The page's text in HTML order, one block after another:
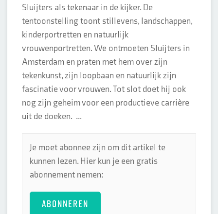
Sluijters als tekenaar in de kijker. De
tentoonstelling toont stillevens, landschappen,
kinderportretten en natuurlijk
vrouwenportretten. We ontmoeten Sluijters in
Amsterdam en praten met hem over zijn
tekenkunst, zijn loopbaan en natuurlijk zijn
fascinatie voor vrouwen. Tot slot doet hij ook
nog zijn geheim voor een productieve carrière
uit de doeken. ...
Je moet abonnee zijn om dit artikel te
kunnen lezen. Hier kun je een gratis
abonnement nemen:
ABONNEREN